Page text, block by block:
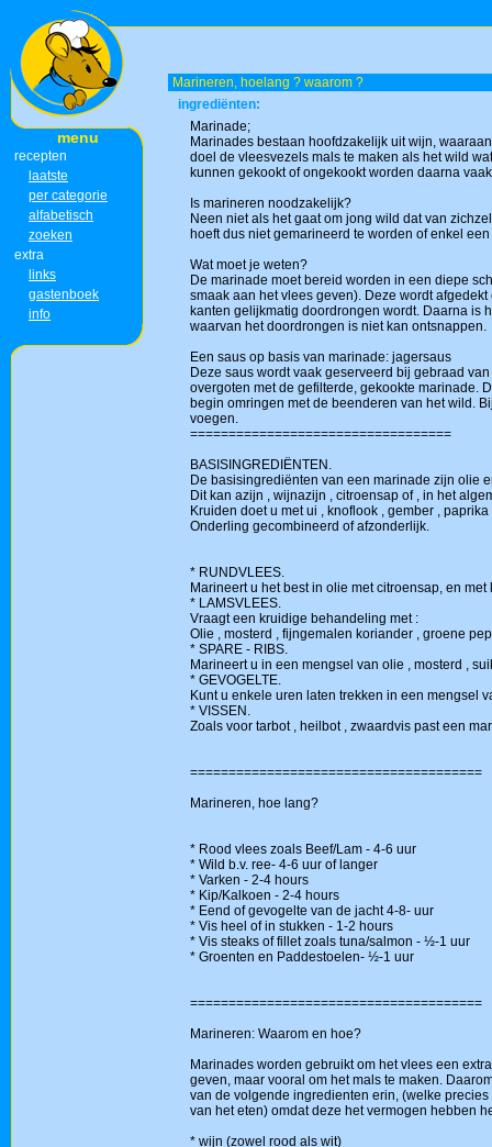
menu
recepten
laatste
per categorie
alfabetisch
zoeken
extra
links
gastenboek
info
Marineren, hoelang ? waarom ?
ingrediënten:
Marinade;
Marinades bestaan hoofdzakelijk uit wijn,
doel de vleesvezels mals te maken als het wild
kunnen gekookt of ongekookt worden daarna
Is marineren noodzakelijk?
Neen niet als het gaat om jong wild dat van
hoeft dus niet gemarineerd te worden of enkel
Wat moet je weten?
De marinade moet bereid worden in een diepe
smaak aan het vlees geven). Deze wordt
kanten gelijkmatig doordrongen wordt. Daarna is
waarvan het doordrongen is niet kan ontsnappen.
Een saus op basis van marinade: jagersaus
Deze saus wordt vaak geserveerd bij gebraad
overgoten met de gefilterde, gekookte marinade.
begin omringen met de beenderen van het wild.
voegen.
==================================
BASISINGREDIËNTEN.
De basisingrediënten van een marinade zijn olie
Dit kan azijn , wijnazijn , citroensap of , in het
Kruiden doet u met ui , knoflook , gember ,
Onderling gecombineerd of afzonderlijk.
* RUNDVLEES.
Marineert u het best in olie met citroensap, en
* LAMSVLEES.
Vraagt een kruidige behandeling met :
Olie , mosterd , fijngemalen koriander , groene
* SPARE - RIBS.
Marineert u in een mengsel van olie , mosterd ,
* GEVOGELTE.
Kunt u enkele uren laten trekken in een mengsel
* VISSEN.
Zoals voor tarbot , heilbot , zwaardvis past een
======================================
Marineren, hoe lang?
* Rood vlees zoals Beef/Lam - 4-6 uur
* Wild b.v. ree- 4-6 uur of langer
* Varken - 2-4 hours
* Kip/Kalkoen - 2-4 hours
* Eend of gevogelte van de jacht 4-8- uur
* Vis heel of in stukken - 1-2 hours
* Vis steaks of fillet zoals tuna/salmon - ½-1 uur
* Groenten en Paddestoelen- ½-1 uur
======================================
Marineren: Waarom en hoe?
Marinades worden gebruikt om het vlees een
geven, maar vooral om het mals te maken.
van de volgende ingredienten erin, (welke
van het eten) omdat deze het vermogen hebben
* wijn (zowel rood als wit)